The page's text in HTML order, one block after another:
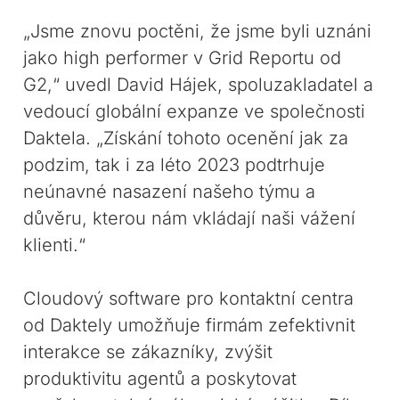
„Jsme znovu poctěni, že jsme byli uznáni
jako high performer v Grid Reportu od
G2,“ uvedl David Hájek, spoluzakladatel a
vedoucí globální expanze ve společnosti
Daktela. „Získání tohoto ocenění jak za
podzim, tak i za léto 2023 podtrhuje
neúnavné nasazení našeho týmu a
důvěru, kterou nám vkládají naši vážení
klienti.“
Cloudový software pro kontaktní centra
od Daktely umožňuje firmám zefektivnit
interakce se zákazníky, zvýšit
produktivitu agentů a poskytovat